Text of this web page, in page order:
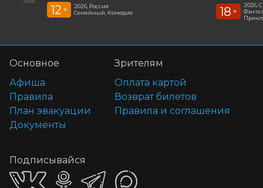
12 +
2026, Россия
Семейный, Комедия
18 +
2026,
Основное
Афиша
Правила
План эвакуации
Документы
Зрителям
Оплата картой
Возврат билетов
Правила и соглашения
Подписывайся